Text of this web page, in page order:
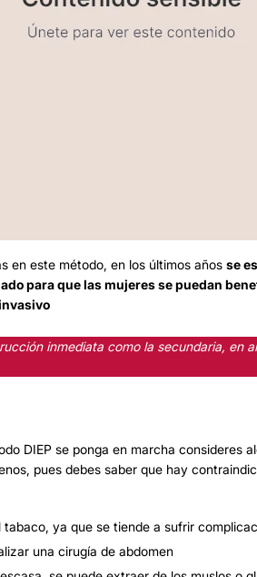
en este método, en los últimos años se
para que las mujeres se puedan
inmediata como la secundaria, en
DIEP se ponga en marcha consideres
pues debes saber que hay
ya que se tiende a sufrir
una cirugía de abdomen